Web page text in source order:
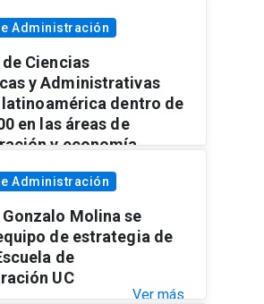
Administración
Ciencias
y Administrativas
latinoamérica dentro de
en las áreas de
y economía
Administración
Molina se
de estrategia de
de
UC
Ver más